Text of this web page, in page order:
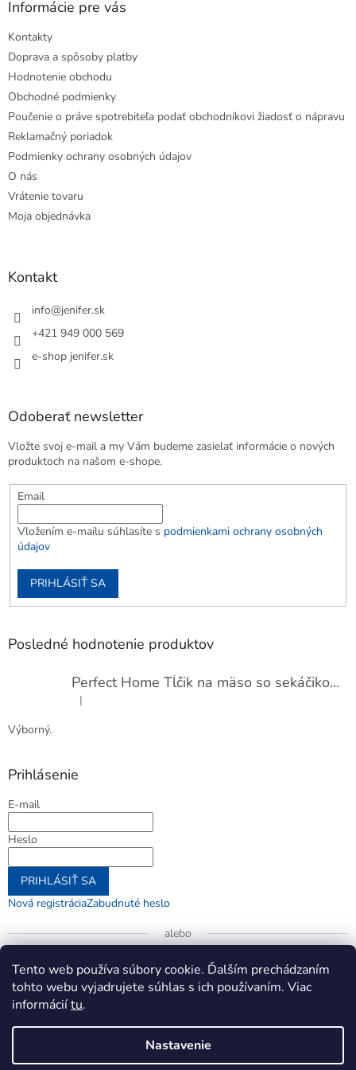
Tento web používa súbory cookie. Ďalším prechádzaním
tohto webu vyjadrujete súhlas s ich používaním. Viac
informáciítu.
Nastavenie
Informácie pre vás
Kontakty
Doprava a spôsoby platby
Hodnotenie obchodu
Obchodné podmienky
Poučenie o práve spotrebiteľa podať obchodníkovi žiadosť o nápravu
Reklamačný poriadok
Podmienky ochrany osobných údajov
O nás
Vrátenie tovaru
Moja objednávka
Kontakt
info@jenifer.sk
+421 949 000 569
e-shop jenifer.sk
Odoberať newsletter
Vložte svoj e-mail a my Vám budeme zasielať informácie o nových
produktoch na našom e-shope.
Email
Vložením e-mailu súhlasíte s podmienkami ochrany osobných
údajov
PRIHLÁSIŤ SA
Posledné hodnotenie produktov
Perfect Home Tĺčik na mäso so sekáčikom, 56893
Hodnotenie produktu je 5 z 5 hviezdičiek.
|
Výborný.
Prihlásenie
E-mail
Heslo
PRIHLÁSIŤ SA
Nová registráciaZabudnuté heslo
alebo
Prihlásiť sa cez Google